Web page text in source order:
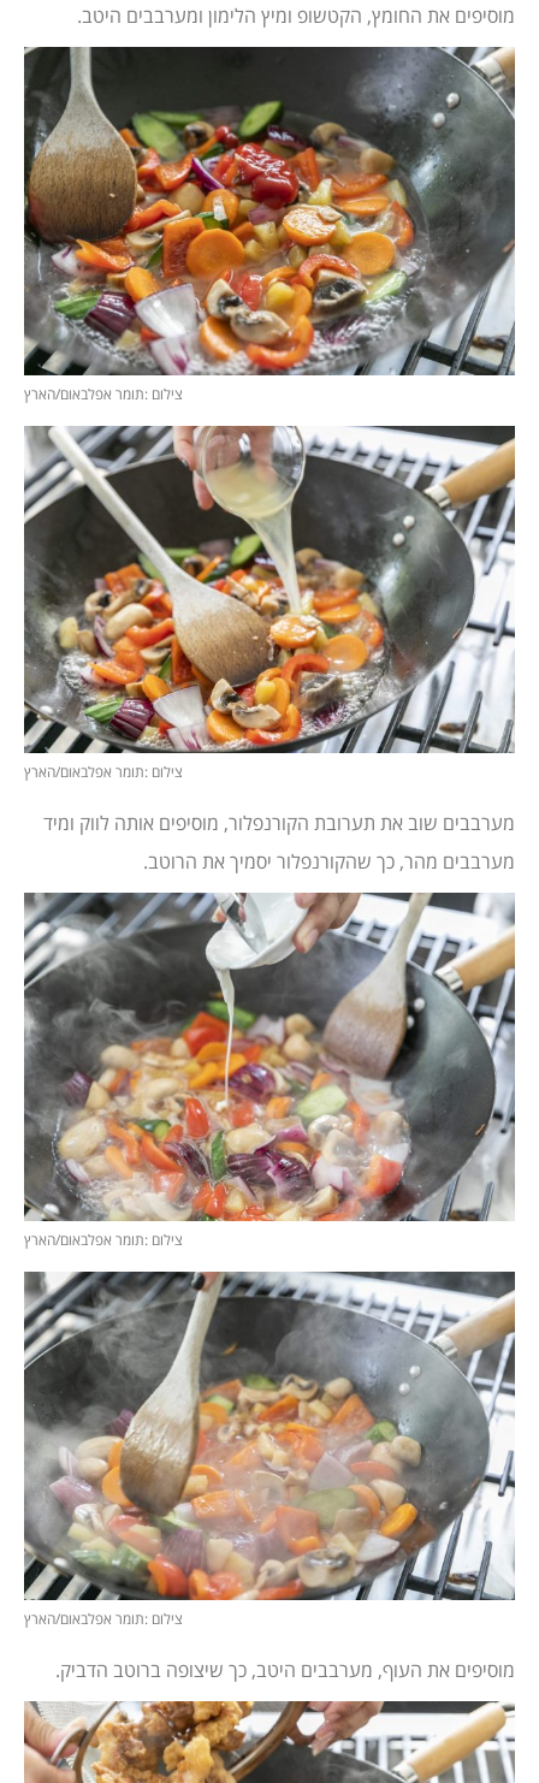
מוסיפים את החומץ, הקטשופ ומיץ הלימון ומערבבים היטב.
צילום :תומר אפלבאום/הארץ
צילום :תומר אפלבאום/הארץ
מערבבים שוב את תערובת הקורנפלור, מוסיפים אותה לווק ומיד
מערבבים מהר, כך שהקורנפלור יסמיך את הרוטב.
צילום :תומר אפלבאום/הארץ
צילום :תומר אפלבאום/הארץ
מוסיפים את העוף, מערבבים היטב, כך שיצופה ברוטב הדביק.